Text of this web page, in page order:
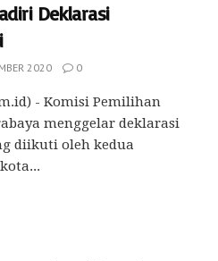
Deklarasi
2020 0
- Komisi Pemilihan
menggelar deklarasi
diikuti oleh kedua